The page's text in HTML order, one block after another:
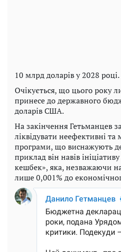
10 млрд доларів у 2028 році.
Очікується, що цього року
принесе до державного
доларів США.
На закінчення Гетьманцев
ліквідувати неефективні та
програми, що виснажують
приклад він навів
кешбек», яка, незважаючи
лише 0,001% до